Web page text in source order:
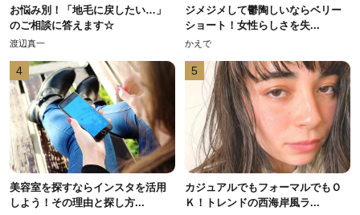
お悩み別！「地毛に戻したい…」
のご相談に答えます☆
渡辺真一
ジメジメして鬱陶しいならベリー
ショート！女性らしさを失...
かえで
4
美容室を探すならインスタを活用
しよう！その理由と探し方...
5
カジュアルでもフォーマルでもＯ
Ｋ！トレンドの西海岸風ラ...